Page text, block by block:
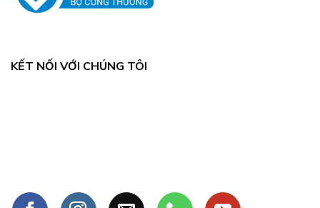
KẾT NỐI VỚI CHÚNG TÔI